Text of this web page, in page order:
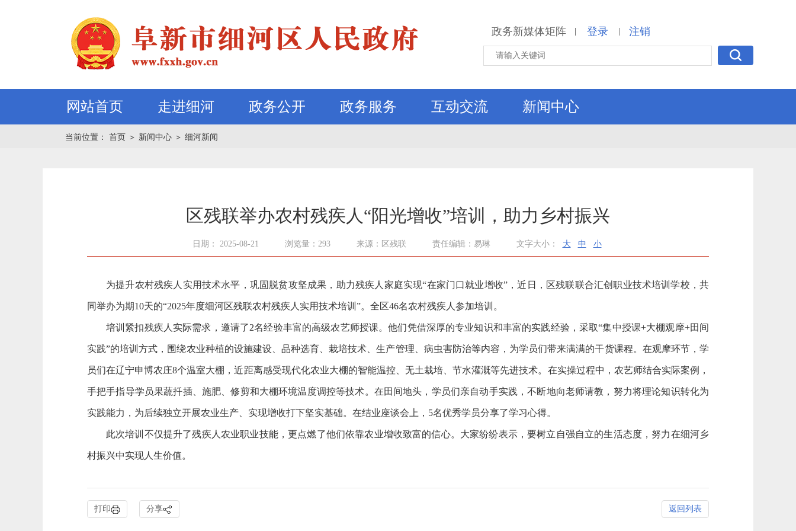
政务新媒体矩阵 | 登录 | 注销
网站首页 走进细河 政务公开 政务服务 互动交流 新闻中心
当前位置： 首页 ＞ 新闻中心 ＞ 细河新闻
区残联举办农村残疾人“阳光增收”培训，助力乡村振兴
日期： 2025-08-21 浏览量：293 来源：区残联 责任编辑：易琳 文字大小： 大 中 小
为提升农村残疾人实用技术水平，巩固脱贫攻坚成果，助力残疾人家庭实现“在家门口就业增收”，近日，区残联联合汇创职业技术培训学校，共
同举办为期10天的“2025年度细河区残联农村残疾人实用技术培训”。全区46名农村残疾人参加培训。
培训紧扣残疾人实际需求，邀请了2名经验丰富的高级农艺师授课。他们凭借深厚的专业知识和丰富的实践经验，采取“集中授课+大棚观摩+田间
实践”的培训方式，围绕农业种植的设施建设、品种选育、栽培技术、生产管理、病虫害防治等内容，为学员们带来满满的干货课程。在观摩环节，学
员们在辽宁申博农庄8个温室大棚，近距离感受现代化农业大棚的智能温控、无土栽培、节水灌溉等先进技术。在实操过程中，农艺师结合实际案例，
手把手指导学员果蔬扦插、施肥、修剪和大棚环境温度调控等技术。在田间地头，学员们亲自动手实践，不断地向老师请教，努力将理论知识转化为
实践能力，为后续独立开展农业生产、实现增收打下坚实基础。在结业座谈会上，5名优秀学员分享了学习心得。
此次培训不仅提升了残疾人农业职业技能，更点燃了他们依靠农业增收致富的信心。大家纷纷表示，要树立自强自立的生活态度，努力在细河乡
村振兴中实现人生价值。
打印 分享 返回列表